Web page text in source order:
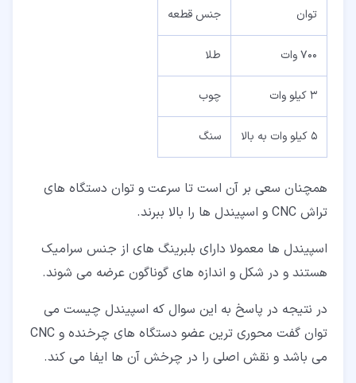
توان جنس قطعه
700 وات طلا
3 کیلو وات چوب
5 کیلو وات به بالا سنگ
همچنان سعی بر آن است تا سرعت و توان دستگاه های
تراش CNC و اسپیندل ها را بالا ببرند.
اسپیندل ها معمولا دارای بلبرینگ های از جنس سرامیک
هستند و در شکل و اندازه های گوناگون عرضه می شوند.
در نتیجه در پاسخ به این سوال که اسپیندل چیست می
توان گفت محوری ترین عضو دستگاه های چرخنده و CNC
می باشد و نقش اصلی را در چرخش آن ها ایفا می کند.